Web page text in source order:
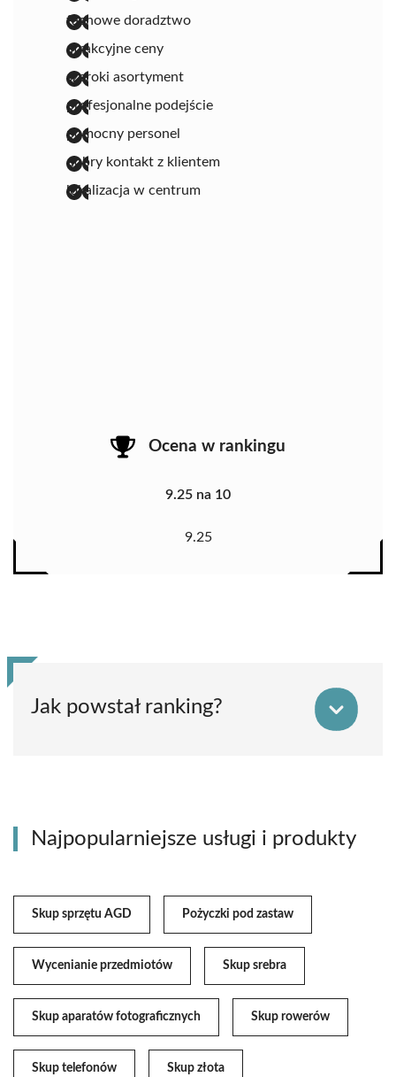
fachowe doradztwo
atrakcyjne ceny
szeroki asortyment
profesjonalne podejście
pomocny personel
dobry kontakt z klientem
lokalizacja w centrum
Ocena w rankingu
9.25 na 10
9.25
Jak powstał ranking?
Najpopularniejsze usługi i produkty
Skup sprzętu AGD Pożyczki pod zastaw
Wycenianie przedmiotów Skup srebra
Skup aparatów fotograficznych Skup rowerów
Skup telefonów Skup złota